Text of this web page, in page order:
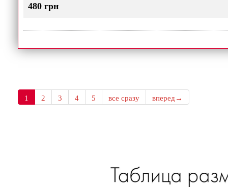
480 грн
1 2 3 4 5 все сразу вперед→